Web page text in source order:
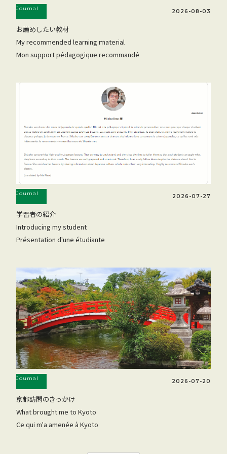
Journal 2026-08-03
お薦めしたい教材
My recommended learning ｍaterial
Mon support pédagogique recommandé
Journal 2026-07-27
学習者の紹介
Introducing my student
Présentation d'une étudiante
Journal 2026-07-20
京都訪問のきっかけ
What brought me to Kyoto
Ce qui m'a amenée à Kyoto